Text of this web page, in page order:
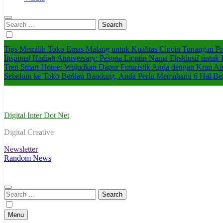
Search
for:
Tips Memilih Toko Emas Malang untuk Kualitas Cincin Tunangan
Inspirasi Hadiah Anniversary: Pesona Liontin Nama Eksklusif untuk
Tren Smart Home: Wujudkan Dapur Futuristik Anda dengan Kran
Sebelum ke Toko Berlian Bandung, Anda Perlu Memahami 6 Hal
Digital Inter Dot Net
Digital Creative
Newsletter
Random News
Search
for:
Menu